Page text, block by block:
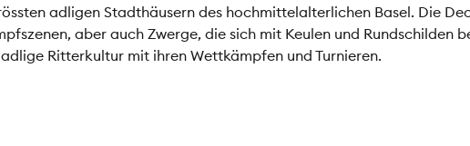
adligen Stadthäusern des hochmittelalterlichen Basel. Die
aber auch Zwerge, die sich mit Keulen und Rundschilden
Ritterkultur mit ihren Wettkämpfen und Turnieren.